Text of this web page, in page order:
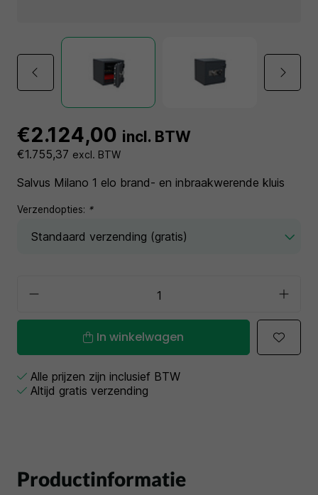
€2.124,00 incl. BTW
€1.755,37 excl. BTW
Salvus Milano 1 elo brand- en inbraakwerende kluis
Verzendopties: *
In winkelwagen
Alle prijzen zijn inclusief BTW
Altijd gratis verzending
Productinformatie